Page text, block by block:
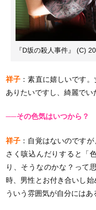
『D坂の殺人事件』 (C)
祥子 ：素直に嬉しいです
ありたいですし、綺麗でい
──その色気はいつから？
祥子 ：自覚はないのです
さく咳込んだりすると「
り、そうなのかな？って
時、男性とお付き合いし
ういう雰囲気が自分にはあ